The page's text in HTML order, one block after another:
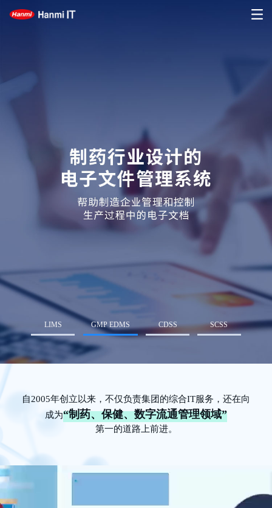
LIMS GMP EDMS CDSS SCSS
自2005年创立以来，不仅负责集团的综合IT服务，还在向
成为“制药、保健、数字流通管理领域”
第一的道路上前进。